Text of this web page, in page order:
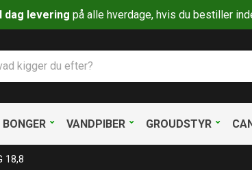
dag levering på alle hverdage, hvis du bestiller
BONGER VANDPIBER GROUDSTYR
18,8